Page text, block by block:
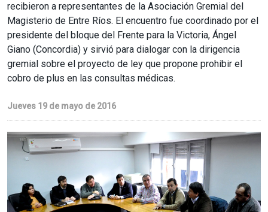
recibieron a representantes de la Asociación Gremial del
Magisterio de Entre Ríos. El encuentro fue coordinado por el
presidente del bloque del Frente para la Victoria, Ángel
Giano (Concordia) y sirvió para dialogar con la dirigencia
gremial sobre el proyecto de ley que propone prohibir el
cobro de plus en las consultas médicas.
Jueves 19 de mayo de 2016